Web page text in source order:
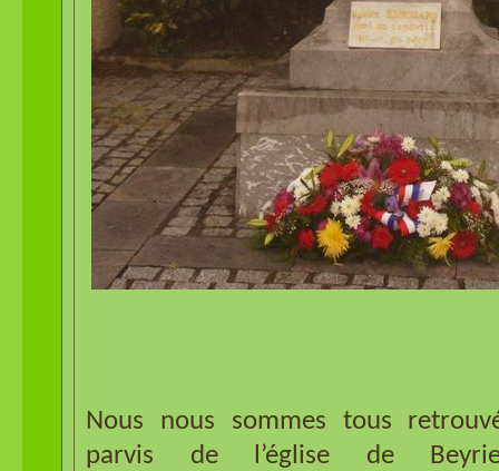
Nous nous sommes tous
parvis de l’église de